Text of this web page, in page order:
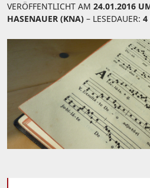
VERÖFFENTLICHT AM 24.01.2016
HASENAUER (KNA) – LESEDAUER: 4